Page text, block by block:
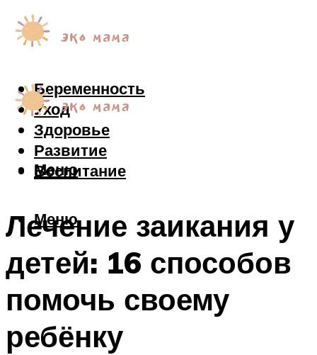
Беременность
Уход
Здоровье
Развитие
Воспитание
Меню
Меню
Лечение заикания у
детей: 16 способов
помочь своему
ребёнку